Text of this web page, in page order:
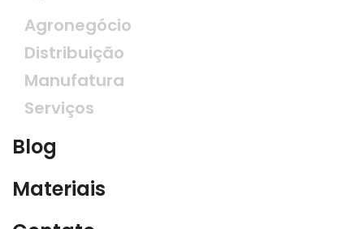
Agronegócio
Distribuição
Manufatura
Serviços
Blog
Materiais